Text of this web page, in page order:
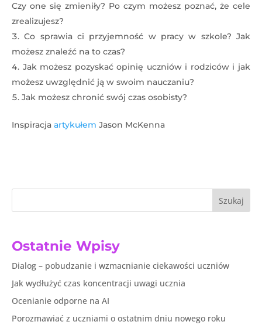
Czy one się zmieniły? Po czym możesz poznać, że cele
zrealizujesz?
Co sprawia ci przyjemność w pracy w szkole? Jak
możesz znaleźć na to czas?
Jak możesz pozyskać opinię uczniów i rodziców i jak
możesz uwzględnić ją w swoim nauczaniu?
Jak możesz chronić swój czas osobisty?
Inspiracja artykułem Jason McKenna
Szukaj
Ostatnie Wpisy
Dialog – pobudzanie i wzmacnianie ciekawości uczniów
Jak wydłużyć czas koncentracji uwagi ucznia
Ocenianie odporne na AI
Porozmawiać z uczniami o ostatnim dniu nowego roku